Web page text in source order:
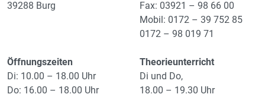
39288 Burg
Fax: 03921 – 98 66 00
Mobil: 0172 – 39 752 85
0172 – 98 019 71
Öffnungszeiten
Di: 10.00 – 18.00 Uhr
Do: 16.00 – 18.00 Uhr
Theorieunterricht
Di und Do,
18.00 – 19.30 Uhr